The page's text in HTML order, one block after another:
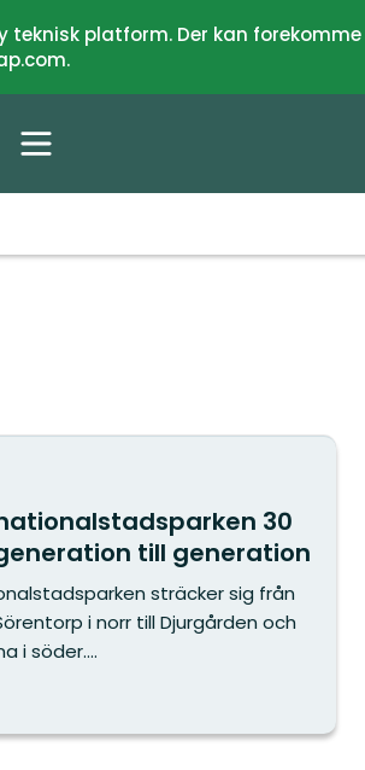
platform. Der kan
30
till generation
sträcker sig från
i norr till Djurgården och
i söder....